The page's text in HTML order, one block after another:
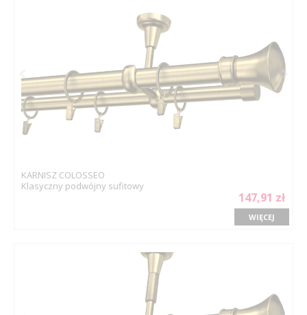
KARNISZ COLOSSEO
Klasyczny podwójny sufitowy
147,91 zł
WIĘCEJ